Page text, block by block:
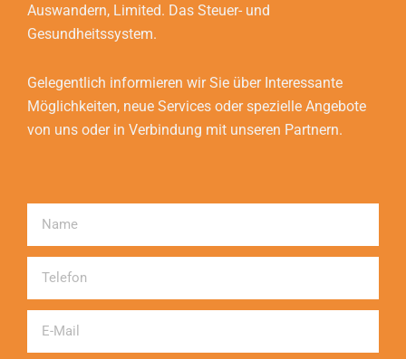
Auswandern, Limited. Das Steuer- und
Gesundheitssystem.
Gelegentlich informieren wir Sie über Interessante
Möglichkeiten, neue Services oder spezielle Angebote
von uns oder in Verbindung mit unseren Partnern.
Telefon